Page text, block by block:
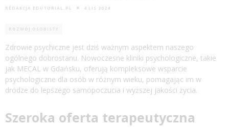
REDAKCJA EDUTORIAL.PL 4 LIS 2024
ROZWÓJ OSOBISTY
Zdrowie psychiczne jest dziś ważnym aspektem naszego
ogólnego dobrostanu. Nowoczesne kliniki psychologiczne, takie
jak MECAL w Gdańsku, oferują kompleksowe wsparcie
psychologiczne dla osób w różnym wieku, pomagając im w
drodze do lepszego samopoczucia i wyższej jakości życia.
Szeroka oferta terapeutyczna